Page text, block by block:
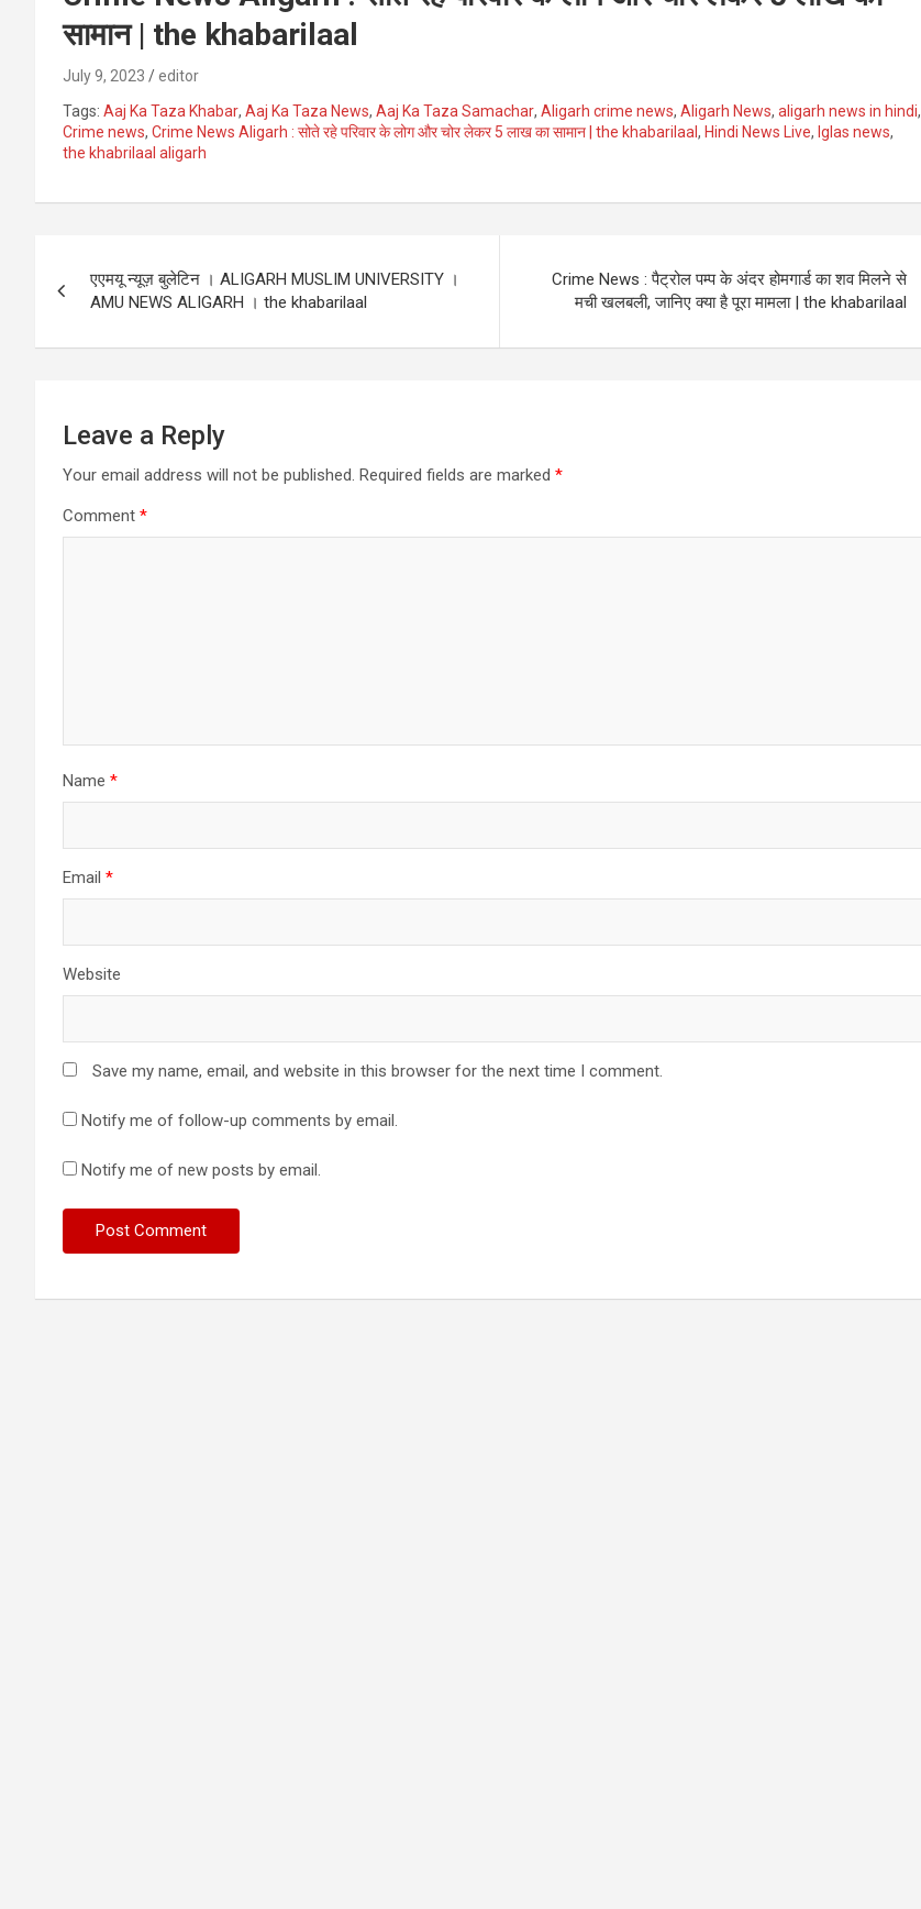
सामान | the khabarilaal
July 9, 2023
editor
Tags: Aaj Ka Taza Khabar, Aaj Ka Taza News, Aaj Ka Taza Samachar, Aligarh crime news, Aligarh News, aligarh news in hindi,
Crime news, Crime News Aligarh : सोते रहे परिवार के लोग और चोर लेकर 5 लाख का सामान | the khabarilaal , Hindi News Live, Iglas news,
the khabrilaal aligarh
navigation
एएमयू न्यूज़ बुलेटिन । ALIGARH MUSLIM UNIVERSITY ।
AMU NEWS ALIGARH । the khabarilaal
Crime News : पैट्रोल पम्प के अंदर होमगार्ड का शव मिलने से
मची खलबली, जानिए क्या है पूरा मामला | the khabarilaal
Leave a Reply
Your email address will not be published. Required fields are marked *
Comment *
Name *
Email *
Website
Save my name, email, and website in this browser for the next time I comment.
Notify me of follow-up comments by email.
Notify me of new posts by email.